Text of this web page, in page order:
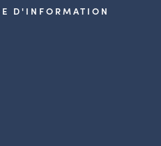
D'INFORMATION